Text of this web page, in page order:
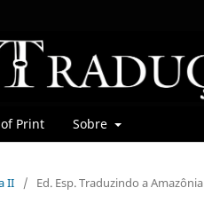
Print Sobre
II / Ed. Esp. Traduzindo a Amazônia